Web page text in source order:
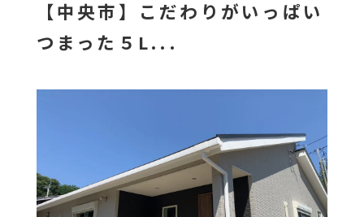
【中央市】こだわりがいっぱい
つまった５L...